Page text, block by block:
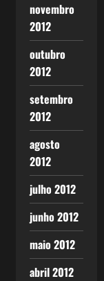
novembro
2012
outubro
2012
setembro
2012
agosto
2012
julho 2012
junho 2012
maio 2012
abril 2012